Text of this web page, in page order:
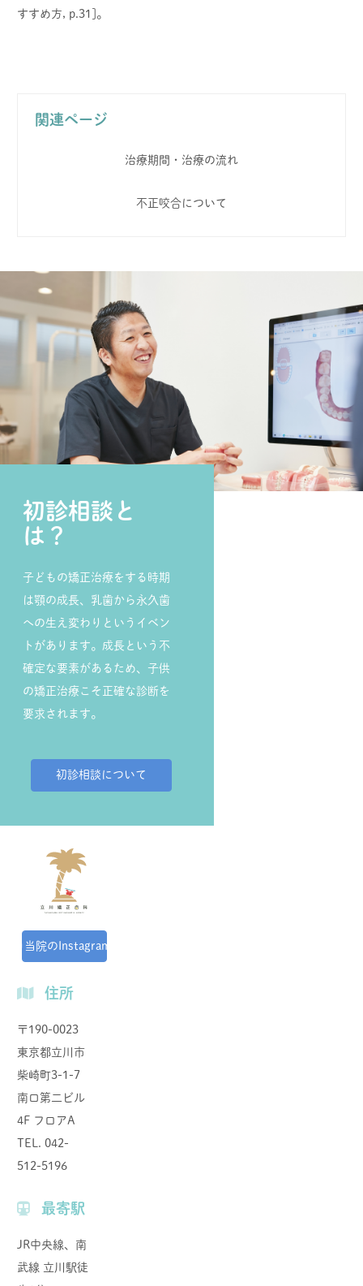
すすめ方, p.31]。
関連ページ
治療期間・治療の流れ
不正咬合について
初診相談と
は？
子どもの矯正治療をする時期
は顎の成長、乳歯から永久歯
への生え変わりというイベン
トがあります。成長という不
確定な要素があるため、子供
の矯正治療こそ正確な診断を
要求されます。
初診相談について
当院のInstagram
住所
〒190-0023
東京都⽴川市
柴崎町3-1-7
南⼝第⼆ビル
4F フロアA
TEL. 042-
512-5196
最寄駅
JR中央線、南
武線 立川駅徒